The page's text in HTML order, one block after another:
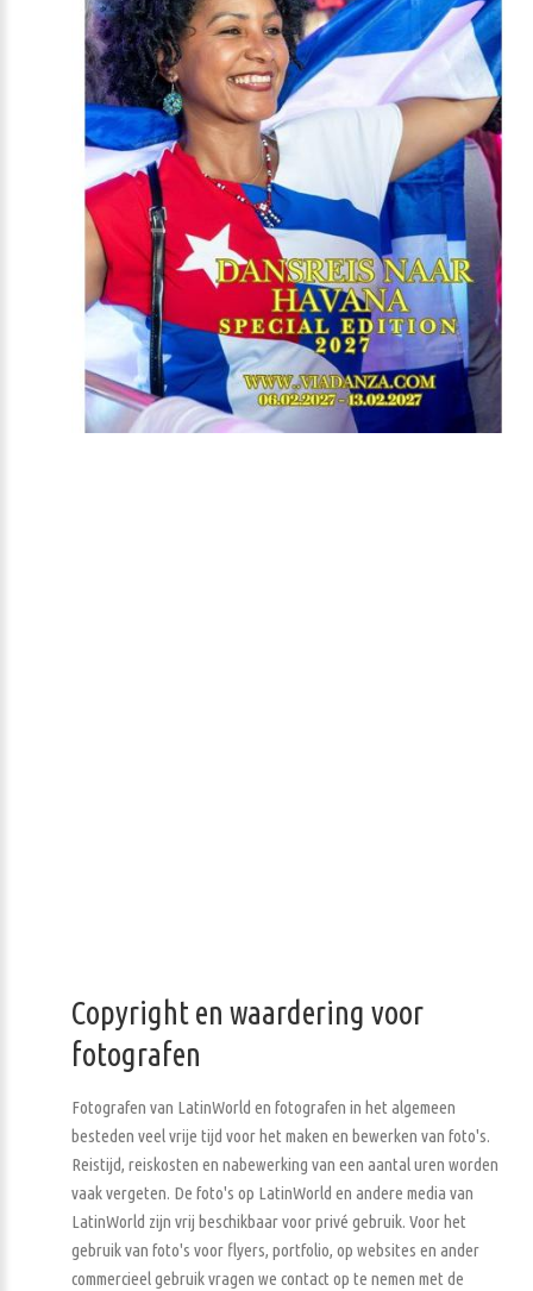
Copyright en waardering voor
fotografen
Fotografen van LatinWorld en fotografen in het algemeen
besteden veel vrije tijd voor het maken en bewerken van foto's.
Reistijd, reiskosten en nabewerking van een aantal uren worden
vaak vergeten. De foto's op LatinWorld en andere media van
LatinWorld zijn vrij beschikbaar voor privé gebruik. Voor het
gebruik van foto's voor flyers, portfolio, op websites en ander
commercieel gebruik vragen we contact op te nemen met de